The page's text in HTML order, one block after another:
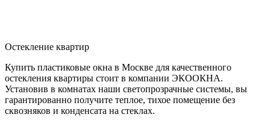
Остекление квартир
Купить пластиковые окна в Москве для качественного
остекления квартиры стоит в компании ЭКООКНА.
Установив в комнатах наши светопрозрачные системы, вы
гарантированно получите теплое, тихое помещение без
сквозняков и конденсата на стеклах.